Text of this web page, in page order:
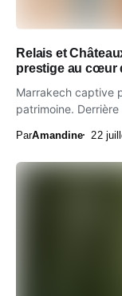
Relais et
prestige au cœur
Marrakech captive
patrimoine. Derrière
ParAmandine 22